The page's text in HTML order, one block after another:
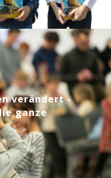
verändert -
ganze